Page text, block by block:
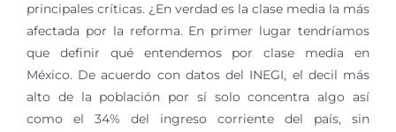
principales críticas. ¿En verdad es la clase media la más
afectada por la reforma. En primer lugar tendríamos
que definir qué entendemos por clase media en
México. De acuerdo con datos del INEGI, el decil más
alto de la población por sí solo concentra algo así
como el 34% del ingreso corriente del país, sin